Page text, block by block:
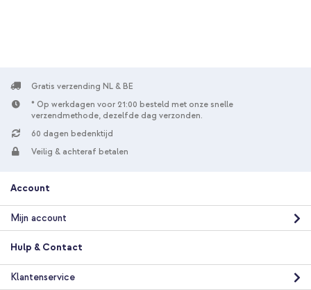
Gratis verzending NL & BE
* Op werkdagen voor 21:00 besteld met onze snelle
verzendmethode, dezelfde dag verzonden.
60 dagen bedenktijd
Veilig & achteraf betalen
Account
Mijn account
Hulp & Contact
Klantenservice